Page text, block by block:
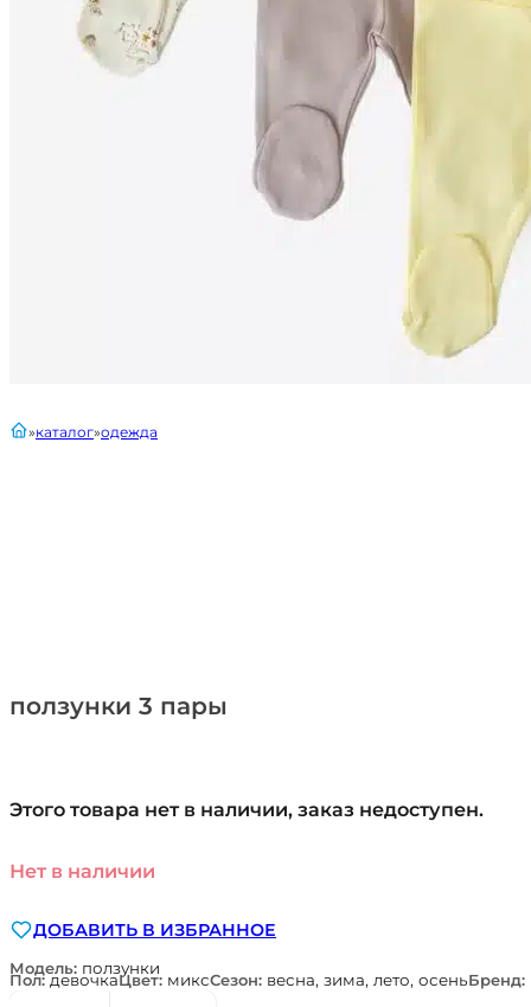
ползунки 3 пары
главнаякаталог одежда
Этого товара нет в наличии, заказ недоступен.
Нет в наличии
ДОБАВИТЬ В ИЗБРАННОЕ
Модель: ползунки
Пол:девочкаЦвет: миксСезон: весна, зима, лето, осеньБренд: